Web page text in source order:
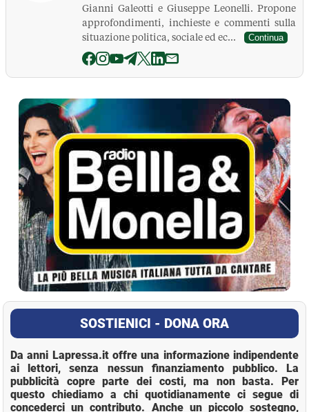
Gianni Galeotti e Giuseppe Leonelli. Propone
approfondimenti, inchieste e commenti sulla
situazione politica, sociale ed ec...
Continua
La Pressa
SOSTIENICI - DONA ORA
Da anni Lapressa.it offre una informazione indipendente
ai lettori, senza nessun finanziamento pubblico. La
pubblicità copre parte dei costi, ma non basta. Per
questo chiediamo a chi quotidianamente ci segue di
concederci un contributo. Anche un piccolo sostegno,